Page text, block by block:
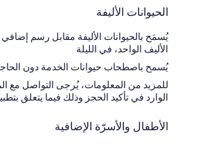
الحيوانات الأليفة
الأليف الواحد، في الليلة
يُسمح باصطحاب حيوانات الخدمة دون
للمزيد من المعلومات، يُرجى التواصل مع
الوارد في تأكيد الحجز وذلك فيما يتعلق
الأطفال والأسرّة الإضافية